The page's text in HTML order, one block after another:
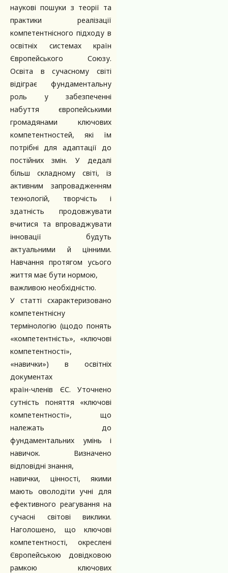
наукові пошуки з теорії та
практики реалізації
компетентнісного підходу в
освітніх системах країн
Європейського Союзу.
Освіта в сучасному світі
відіграє фундаментальну
роль у забезпеченні
набуття європейськими
громадянами ключових
компетентностей, які їм
потрібні для адаптації до
постійних змін. У дедалі
більш складному світі, із
активним запровадженням
технологій, творчість і
здатність продовжувати
вчитися та впроваджувати
інновації будуть
актуальними й цінними.
Навчання протягом усього
життя має бути нормою,
важливою необхідністю.
У статті схарактеризовано
компетентнісну
термінологію (щодо понять
«компетентність», «ключові
компетентності»,
«навички») в освітніх
документах
країн-членів ЄС. Уточнено
сутність поняття «ключові
компетентності», що
належать до
фундаментальних умінь і
навичок. Визначено
відповідні знання,
навички, цінності, якими
мають оволодіти учні для
ефективного реагування на
сучасні світові виклики.
Наголошено, що ключові
компетентності, окреслені
Європейською довідковою
рамкою ключових